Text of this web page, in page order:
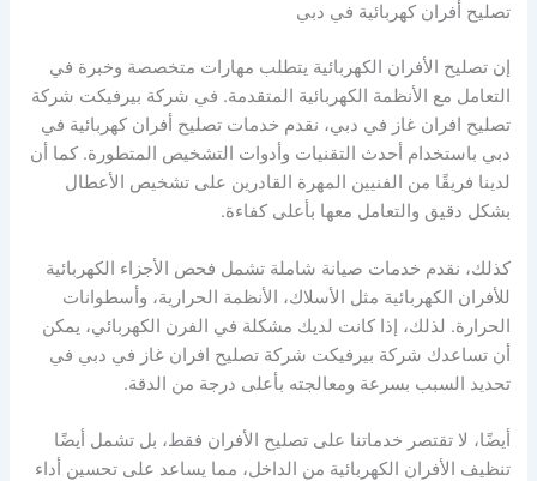
تصليح أفران كهربائية في دبي
إن تصليح الأفران الكهربائية يتطلب مهارات متخصصة وخبرة في
التعامل مع الأنظمة الكهربائية المتقدمة. في شركة بيرفيكت شركة
تصليح افران غاز في دبي، نقدم خدمات تصليح أفران كهربائية في
دبي باستخدام أحدث التقنيات وأدوات التشخيص المتطورة. كما أن
لدينا فريقًا من الفنيين المهرة القادرين على تشخيص الأعطال
بشكل دقيق والتعامل معها بأعلى كفاءة.
كذلك، نقدم خدمات صيانة شاملة تشمل فحص الأجزاء الكهربائية
للأفران الكهربائية مثل الأسلاك، الأنظمة الحرارية، وأسطوانات
الحرارة. لذلك، إذا كانت لديك مشكلة في الفرن الكهربائي، يمكن
أن تساعدك شركة بيرفيكت شركة تصليح افران غاز في دبي في
تحديد السبب بسرعة ومعالجته بأعلى درجة من الدقة.
أيضًا، لا تقتصر خدماتنا على تصليح الأفران فقط، بل تشمل أيضًا
تنظيف الأفران الكهربائية من الداخل، مما يساعد على تحسين أداء